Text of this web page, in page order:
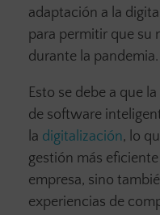
adaptación a la
para permitir que su
durante la pandemia.
Esto se debe a que
de software
la digitalización, lo
gestión más
empresa, sino
experiencias de